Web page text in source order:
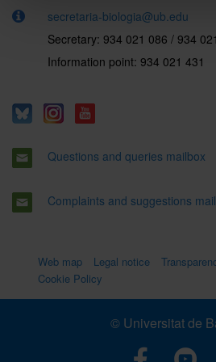
secretaria-biologia@ub.edu
Secretary: 934 021 086 / 934
Information point: 934 021 431
Questions and queries mailbox
Complaints and suggestions
Web map Legal notice
Cookie Policy
© Universitat de